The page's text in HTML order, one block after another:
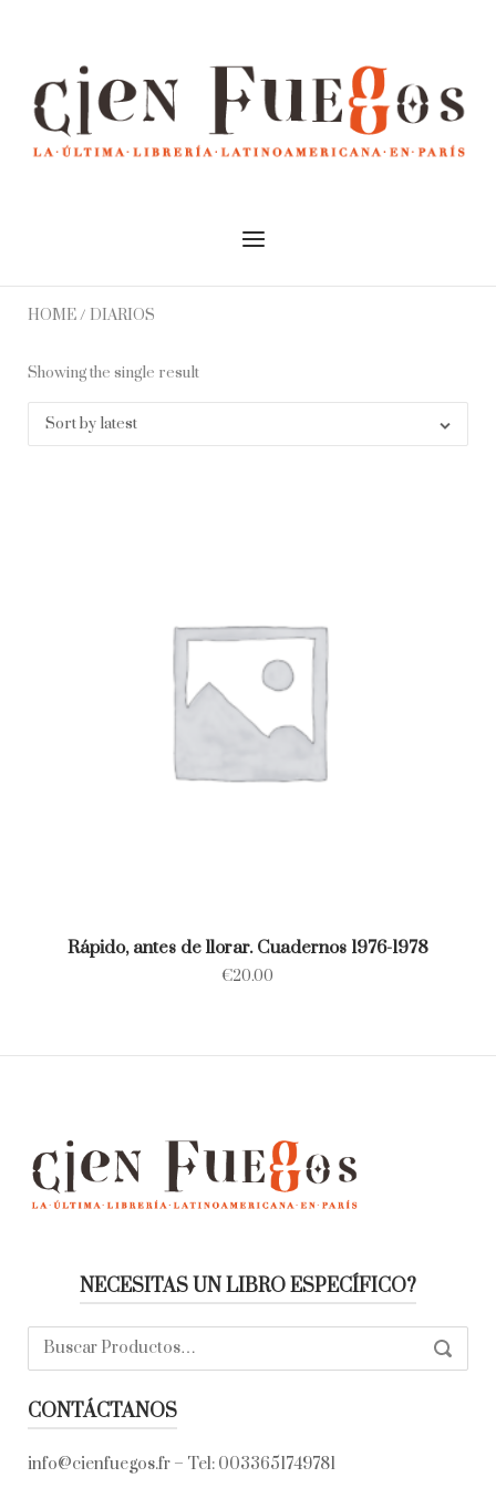
Menu
HOME/ DIARIOS
Showing the single result
Sort by latest
Rápido, antes de llorar. Cuadernos 1976-1978
€20.00
NECESITAS UN LIBRO ESPECÍFICO?
Buscar:
CONTÁCTANOS
info@cienfuegos.fr – Tel: 0033651749781